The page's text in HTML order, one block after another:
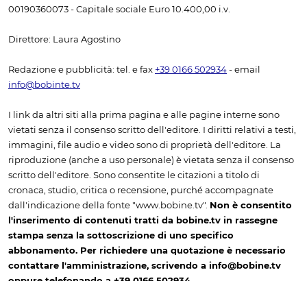
00190360073 - Capitale sociale Euro 10.400,00 i.v.
Direttore: Laura Agostino
Redazione e pubblicità: tel. e fax +39 0166 502934 - email
info@bobinte.tv
I link da altri siti alla prima pagina e alle pagine interne sono
vietati senza il consenso scritto dell'editore. I diritti relativi a testi,
immagini, file audio e video sono di proprietà dell'editore. La
riproduzione (anche a uso personale) è vietata senza il consenso
scritto dell'editore. Sono consentite le citazioni a titolo di
cronaca, studio, critica o recensione, purché accompagnate
dall'indicazione della fonte "www.bobine.tv". Non è consentito
l'inserimento di contenuti tratti da bobine.tv in rassegne
stampa senza la sottoscrizione di uno specifico
abbonamento. Per richiedere una quotazione è necessario
contattare l'amministrazione, scrivendo a info@bobine.tv